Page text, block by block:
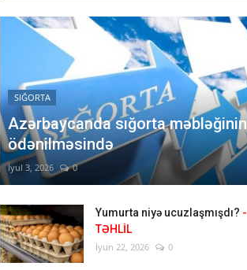
SIĞORTA
Azərbaycanda sığorta məbləğinin
ödənilməsində
İyul 3, 2026 0
Yumurta niyə ucuzlaşmışdı? -
TƏHLİL
İyun 22, 2026 0